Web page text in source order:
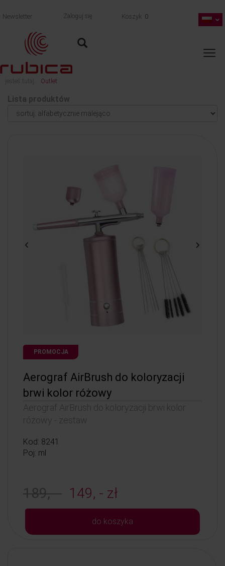
Newsletter Zaloguj się Koszyk 0
jesteś tutaj: Outlet
Lista produktów
PROMOCJA
Aerograf AirBrush do koloryzacji
brwi kolor różowy
Aerograf AirBrush do koloryzacji brwi kolor
różowy - zestaw
Kod: 8241
Poj: ml
189, - 149, - zł
do koszyka